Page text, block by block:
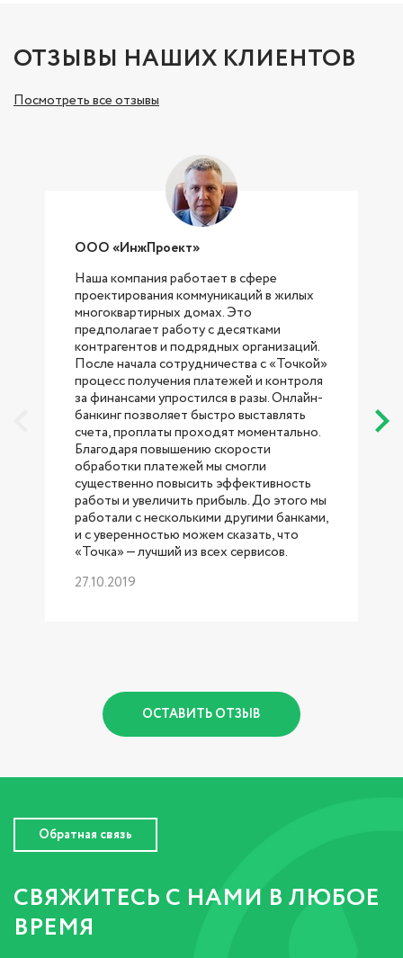
ОТЗЫВЫ НАШИХ КЛИЕНТОВ
Посмотреть все отзывы
ООО «ИнжПроект»
Наша компания работает в сфере
проектирования коммуникаций в жилых
многоквартирных домах. Это
предполагает работу с десятками
контрагентов и подрядных организаций.
После начала сотрудничества с «Точкой»
процесс получения платежей и контроля
за финансами упростился в разы. Онлайн-
банкинг позволяет быстро выставлять
счета, проплаты проходят моментально.
Благодаря повышению скорости
обработки платежей мы смогли
существенно повысить эффективность
работы и увеличить прибыль. До этого мы
работали с несколькими другими банками,
и с уверенностью можем сказать, что
«Точка» — лучший из всех сервисов.
27.10.2019
ОСТАВИТЬ ОТЗЫВ
Обратная связь
СВЯЖИТЕСЬ С НАМИ В ЛЮБОЕ
ВРЕМЯ